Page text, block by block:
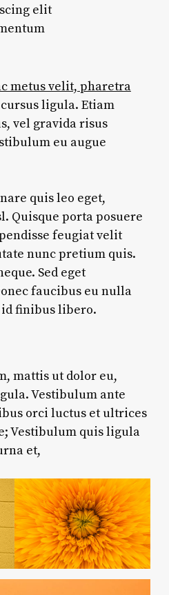
elit
metus velit, pharetra
ligula. Etiam
vel gravida risus
eu augue
quis leo eget,
Quisque porta posuere
feugiat velit
nunc pretium quis.
Sed eget
faucibus eu nulla
id finibus libero.
mattis ut dolor eu,
Vestibulum ante
orci luctus et ultrices
Vestibulum quis ligula
et,